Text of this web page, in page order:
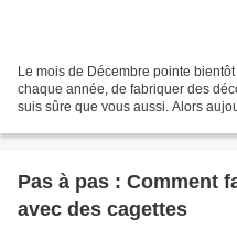
Le mois de Décembre pointe
chaque année, de fabriquer des
suis sûre que vous aussi. Alors
Pas à pas : Comment
avec des cagettes